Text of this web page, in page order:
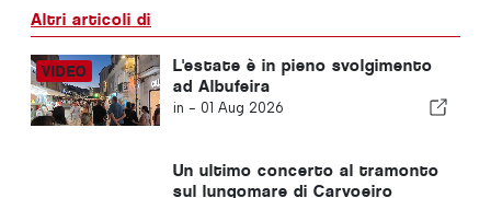
Altri articoli di
L'estate è in pieno svolgimento
ad Albufeira
in - 01 Aug 2026
Un ultimo concerto al tramonto
sul lungomare di Carvoeiro